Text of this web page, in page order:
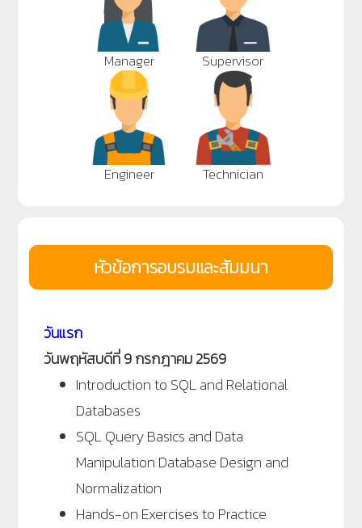
Manager Supervisor
Engineer Technician
หัวข้อการอบรมและสัมมนา
วันแรก
วันพฤหัสบดีที่ 9 กรกฎาคม 2569
Introduction to SQL and Relational
Databases
SQL Query Basics and Data
Manipulation Database Design and
Normalization
Hands-on Exercises to Practice